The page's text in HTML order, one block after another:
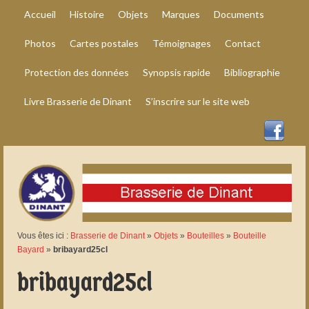
Accueil Histoire Objets Marques Documents
Photos Cartes postales Témoignages Contact
Protection des données Synopsis rapide Bibliographie
Livre Brasserie de Dinant S’inscrire sur le site web
Vous êtes ici : Brasserie de Dinant» Objets » Bouteilles » Bouteille
Bayard » bribayard25cl
bribayard25cl